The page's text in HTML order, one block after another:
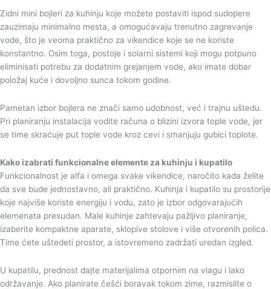
Zidni mini bojleri za kuhinju koje možete postaviti ispod sudopere
zauzimaju minimalno mesta, a omogućavaju trenutno zagrevanje
vode, što je veoma praktično za vikendice koje se ne koriste
konstantno. Osim toga, postoje i solarni sistemi koji mogu potpuno
eliminisati potrebu za dodatnim grejanjem vode, ako imate dobar
položaj kuće i dovoljno sunca tokom godine.
Pametan izbor bojlera ne znači samo udobnost, već i trajnu uštedu.
Pri planiranju instalacija vodite računa o blizini izvora tople vode, jer
se time skraćuje put tople vode kroz cevi i smanjuju gubici toplote.
Kako izabrati funkcionalne elemente za kuhinju i kupatilo
Funkcionalnost je alfa i omega svake vikendice, naročito kada želite
da sve bude jednostavno, ali praktično. Kuhinja i kupatilo su prostorije
koje najviše koriste energiju i vodu, zato je izbor odgovarajućih
elemenata presudan. Male kuhinje zahtevaju pažljivo planiranje,
izaberite kompaktne aparate, sklopive stolove i više otvorenih polica.
Time ćete uštedeti prostor, a istovremeno zadržati uredan izgled.
U kupatilu, prednost dajte materijalima otpornim na vlagu i lako
održavanje. Ako planirate češći boravak tokom zime, razmislite o